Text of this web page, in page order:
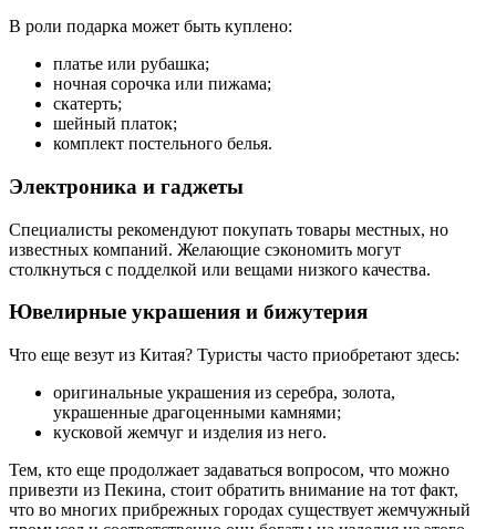
В роли подарка может быть куплено:
платье или рубашка;
ночная сорочка или пижама;
скатерть;
шейный платок;
комплект постельного белья.
Электроника и гаджеты
Специалисты рекомендуют покупать товары местных, но
известных компаний. Желающие сэкономить могут
столкнуться с подделкой или вещами низкого качества.
Ювелирные украшения и бижутерия
Что еще везут из Китая? Туристы часто приобретают здесь:
оригинальные украшения из серебра, золота,
украшенные драгоценными камнями;
кусковой жемчуг и изделия из него.
Тем, кто еще продолжает задаваться вопросом, что можно
привезти из Пекина, стоит обратить внимание на тот факт,
что во многих прибрежных городах существует жемчужный